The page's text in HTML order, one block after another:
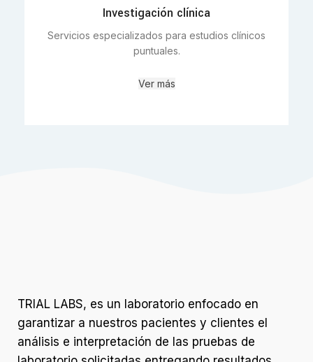
Investigación clínica
Servicios especializados para estudios clínicos
puntuales.
Ver más
TRIAL LABS, es un laboratorio enfocado en
garantizar a nuestros pacientes y clientes el
análisis e interpretación de las pruebas de